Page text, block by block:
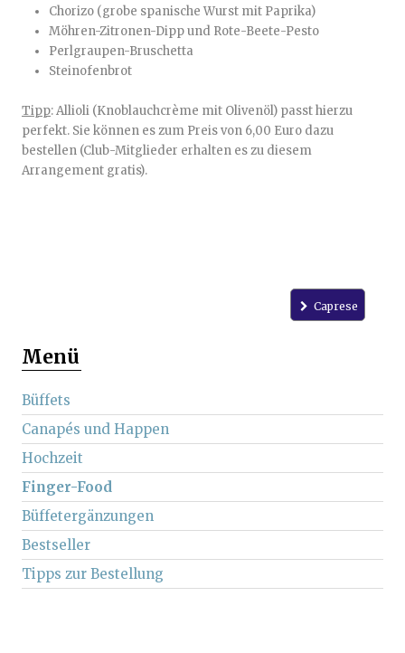
Chorizo (grobe spanische Wurst mit Paprika)
Möhren-Zitronen-Dipp und Rote-Beete-Pesto
Perlgraupen-Bruschetta
Steinofenbrot
Tipp: Allioli (Knoblauchcrème mit Olivenöl) passt hierzu
perfekt. Sie können es zum Preis von 6,00 Euro dazu
bestellen (Club-Mitglieder erhalten es zu diesem
Arrangement gratis).
Caprese
Menü
Büffets
Canapés und Happen
Hochzeit
Finger-Food
Büffetergänzungen
Bestseller
Tipps zur Bestellung